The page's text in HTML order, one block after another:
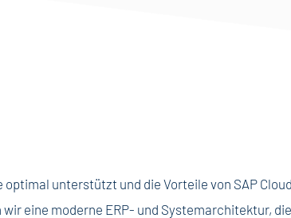
unterstützt und die Vorteile von SAP
eine moderne ERP- und Systemarchitektur,